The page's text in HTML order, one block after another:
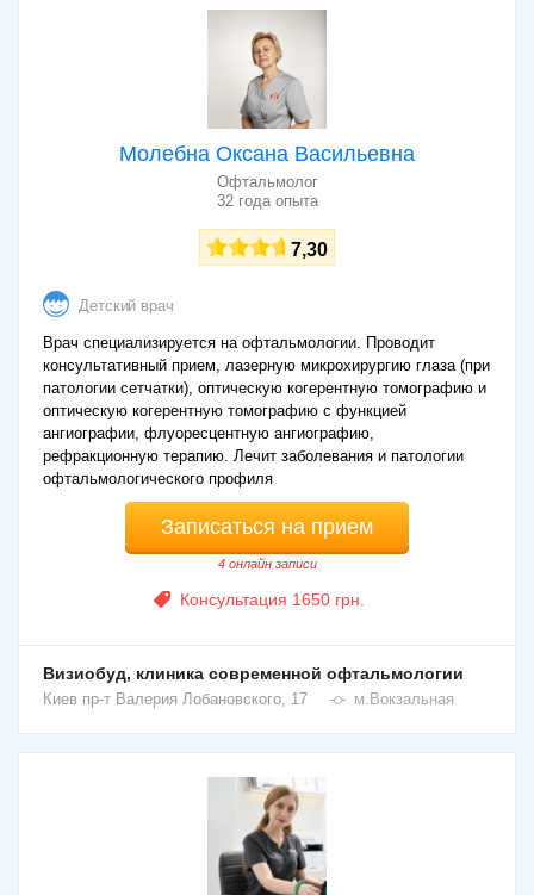
Молебна Оксана Васильевна
Офтальмолог
32 года опыта
7,30
Детский врач
Врач специализируется на офтальмологии. Проводит
консультативный прием, лазерную микрохирургию глаза (при
патологии сетчатки), оптическую когерентную томографию и
оптическую когерентную томографию с функцией
ангиографии, флуоресцентную ангиографию,
рефракционную терапию. Лечит заболевания и патологии
офтальмологического профиля
Записаться на прием
4 онлайн записи
Консультация 1650 грн.
Визиобуд, клиника современной офтальмологии
Киев пр-т Валерия Лобановского, 17 м.Вокзальная